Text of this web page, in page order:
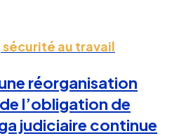
au travail
réorganisation
l’obligation de
judiciaire continue